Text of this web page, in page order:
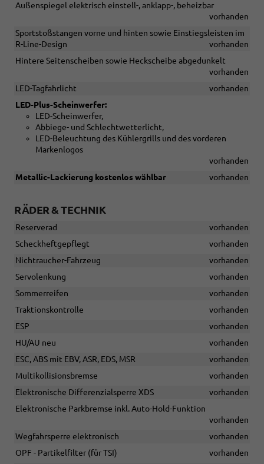
Außenspiegel elektrisch einstell-, anklapp-, beheizbar
vorhanden
Sportstoßstangen vorne und hinten sowie Einstiegsleisten im
R-Line-Design
vorhanden
Hintere Seitenscheiben sowie Heckscheibe abgedunkelt
vorhanden
LED-Tagfahrlicht
vorhanden
LED-Plus-Scheinwerfer:
LED-Scheinwerfer,
Abbiege- und Schlechtwetterlicht,
LED-Beleuchtung des Kühlergrills und des vorderen
Markenlogos
vorhanden
Metallic-Lackierung kostenlos wählbar
vorhanden
RÄDER & TECHNIK
Reserverad
vorhanden
Scheckheftgepflegt
vorhanden
Nichtraucher-Fahrzeug
vorhanden
Servolenkung
vorhanden
Sommerreifen
vorhanden
Traktionskontrolle
vorhanden
ESP
vorhanden
HU/AU neu
vorhanden
ESC, ABS mit EBV, ASR, EDS, MSR
vorhanden
Multikollisionsbremse
vorhanden
Elektronische Differenzialsperre XDS
vorhanden
Elektronische Parkbremse inkl. Auto-Hold-Funktion
vorhanden
Wegfahrsperre elektronisch
vorhanden
OPF - Partikelfilter (für TSI)
vorhanden